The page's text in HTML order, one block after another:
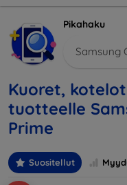
Pikahaku
Samsung
Kuoret,
tuotteelle
Prime
Suositellut